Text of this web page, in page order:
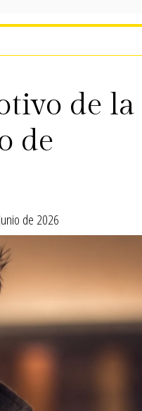
de la
de
de 2026